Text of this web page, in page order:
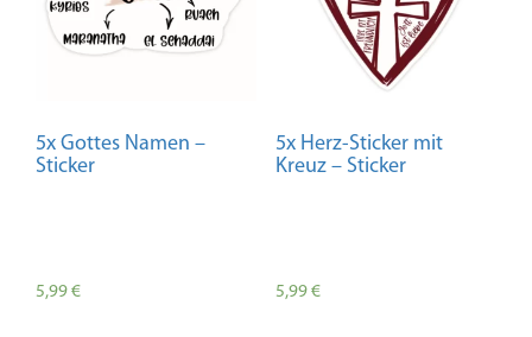
5x Gottes Namen –
Sticker
5,99€
5x Herz-Sticker mit
Kreuz – Sticker
5,99€